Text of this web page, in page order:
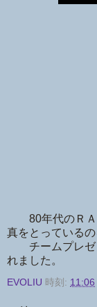
80年代のＲＡ
真をとっているの
チームプレゼ
れました。
EVOLIU 時刻: 11:06